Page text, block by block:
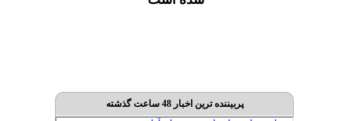
پربیننده ترین اخبار 48 ساعت گذشته